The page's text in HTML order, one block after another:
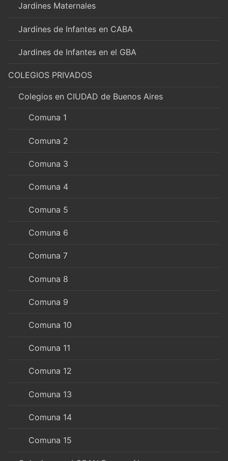
Jardines Maternales
Jardines de Infantes en CABA
Jardines de Infantes en el GBA
COLEGIOS PRIVADOS
Colegios en CIUDAD de Buenos Aires
Comuna 1
Comuna 2
Comuna 3
Comuna 4
Comuna 5
Comuna 6
Comuna 7
Comuna 8
Comuna 9
Comuna 10
Comuna 11
Comuna 12
Comuna 13
Comuna 14
Comuna 15